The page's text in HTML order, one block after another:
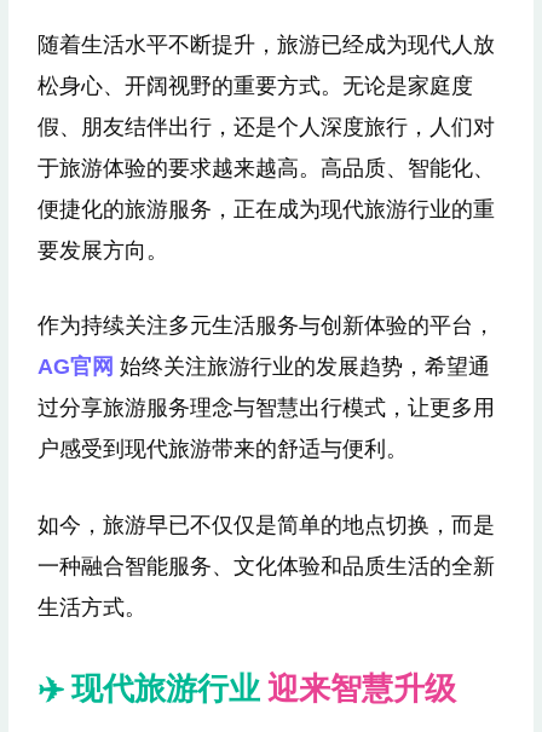
随着生活水平不断提升，旅游已经成为现代人放
松身心、开阔视野的重要方式。无论是家庭度
假、朋友结伴出行，还是个人深度旅行，人们对
于旅游体验的要求越来越高。高品质、智能化、
便捷化的旅游服务，正在成为现代旅游行业的重
要发展方向。
作为持续关注多元生活服务与创新体验的平台，
AG官网始终关注旅游行业的发展趋势，希望通
过分享旅游服务理念与智慧出行模式，让更多用
户感受到现代旅游带来的舒适与便利。
如今，旅游早已不仅仅是简单的地点切换，而是
一种融合智能服务、文化体验和品质生活的全新
生活方式。
✈️ 现代旅游行业 迎来智慧升级